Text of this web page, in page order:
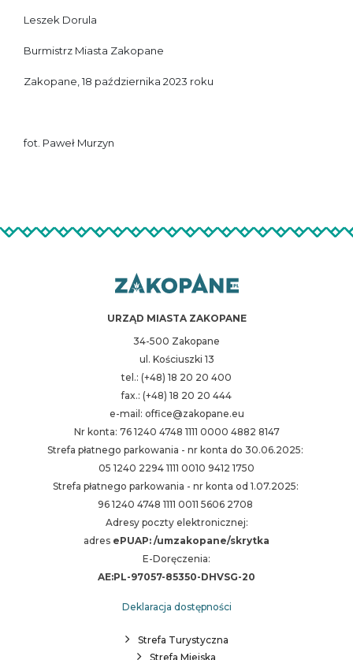
Leszek Dorula
Burmistrz Miasta Zakopane
Zakopane, 18 października 2023 roku
fot. Paweł Murzyn
URZĄD MIASTA ZAKOPANE
34-500 Zakopane
ul. Kościuszki 13
tel.: (+48) 18 20 20 400
fax.: (+48) 18 20 20 444
e-mail: office@zakopane.eu
Nr konta: 76 1240 4748 1111 0000 4882 8147
Strefa płatnego parkowania - nr konta do 30.06.2025:
05 1240 2294 1111 0010 9412 1750
Strefa płatnego parkowania - nr konta od 1.07.2025:
96 1240 4748 1111 0011 5606 2708
Adresy poczty elektronicznej:
adres ePUAP: /umzakopane/skrytka
E-Doręczenia:
AE:PL-97057-85350-DHVSG-20
Deklaracja dostępności
Strefa Turystyczna
Strefa Miejska